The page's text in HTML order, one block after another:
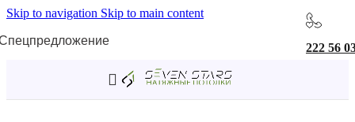
Skip to navigation Skip to main content
222 56
Товар Длина